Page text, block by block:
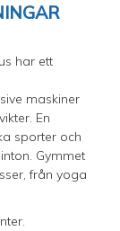
har ett
maskiner
En
sporter och
Gymmet
från yoga